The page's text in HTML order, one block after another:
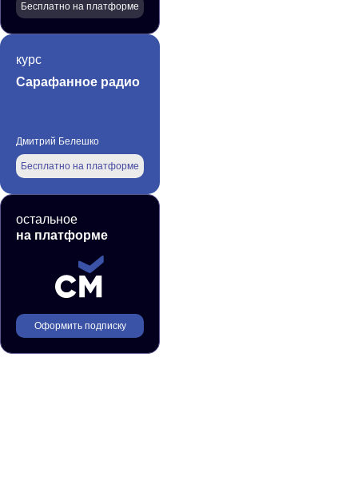
Бесплатно на платформе
курс
Сарафанное радио
Бесплатно на платформе
Дмитрий Белешко
остальное
на платформе
Оформить подписку